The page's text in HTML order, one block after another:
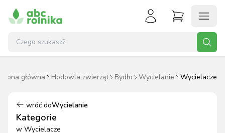
główna Hodowla zwierząt Bydło Wycielanie Wycielacze
wróć doWycielanie
Kategorie
w Wycielacze